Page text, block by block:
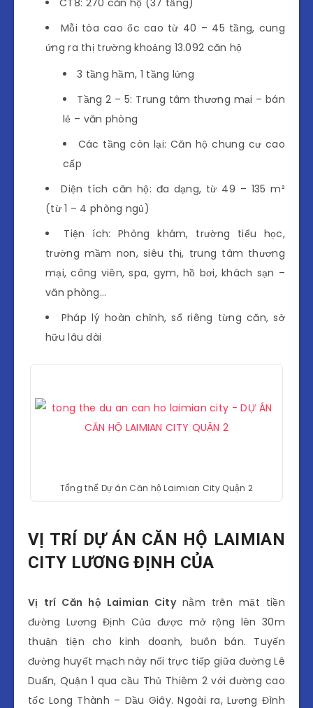
Mỗi tòa cao ốc cao từ 40 – 45 tầng, cung
ứng ra thị trường khoảng 13.092 căn hộ
3 tầng hầm, 1 tầng lửng
Tầng 2 – 5: Trung tâm thương mại – bán
lẻ – văn phòng
Các tầng còn lại: Căn hộ chung cư cao
cấp
Diện tích căn hộ: đa dạng, từ 49 – 135 m²
(từ 1 – 4 phòng ngủ)
Tiện ích: Phòng khám, trường tiểu học,
trường mầm non, siêu thị, trung tâm thương
mại, công viên, spa, gym, hồ bơi, khách sạn –
văn phòng…
Pháp lý hoàn chỉnh, sổ riêng từng căn, sở
hữu lâu dài
Tổng thể Dự án Căn hộ Laimian City Quận 2
VỊ TRÍ DỰ ÁN CĂN HỘ LAIMIAN
CITY LƯƠNG ĐỊNH CỦA
Vị trí Căn hộ Laimian Citynằm trên mặt tiền
đường Lương Định Của được mở rộng lên 30m
thuận tiện cho kinh doanh, buôn bán. Tuyến
đường huyết mạch này nối trực tiếp giữa đường Lê
Duẩn, Quận 1 qua cầu Thủ Thiêm 2 với đường cao
tốc Long Thành – Dầu Giây. Ngoài ra, Lương Đình